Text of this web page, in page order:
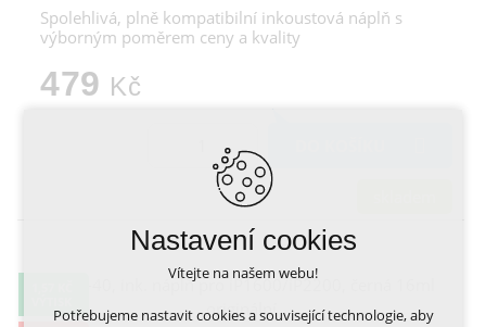
Spolehlivá, plně kompatibilní inkoustová náplň s
výborným poměrem ceny a kvality
479 Kč
Nastavení cookies
Vítejte na našem webu!
Potřebujeme nastavit cookies a související technologie, aby